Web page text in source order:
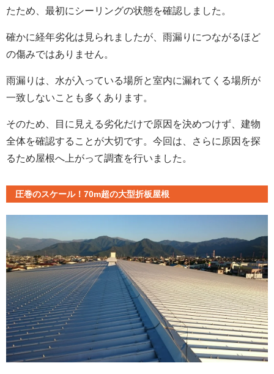
たため、最初にシーリングの状態を確認しました。
確かに経年劣化は見られましたが、雨漏りにつながるほど
の傷みではありません。
雨漏りは、水が入っている場所と室内に漏れてくる場所が
一致しないことも多くあります。
そのため、目に見える劣化だけで原因を決めつけず、建物
全体を確認することが大切です。今回は、さらに原因を探
るため屋根へ上がって調査を行いました。
圧巻のスケール！70m超の大型折板屋根